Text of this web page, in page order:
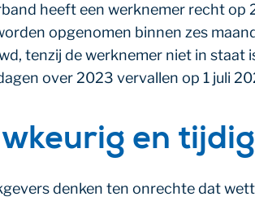
heeft een werknemer recht op
opgenomen binnen zes
tenzij de werknemer niet in staat
over 2023 vervallen op 1 juli
en
denken ten onrechte dat